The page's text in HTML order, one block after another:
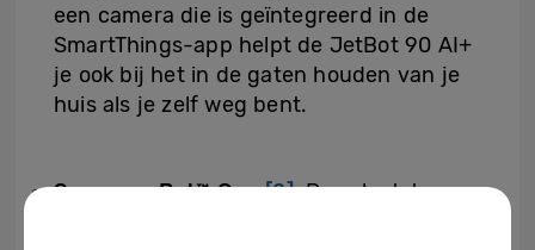
een camera die is geïntegreerd in de
SmartThings-app helpt de JetBot 90 AI+
je ook bij het in de gaten houden van je
huis als je zelf weg bent.
Samsung Bot™ Care[2]: Deze laatste